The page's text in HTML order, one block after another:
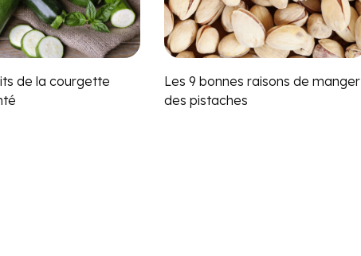
de la courgette
Les 9 bonnes raisons de manger
des pistaches